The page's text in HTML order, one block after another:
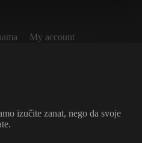
My account
izučite zanat, nego da svoje